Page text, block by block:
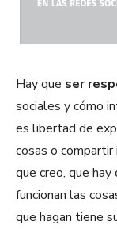
Hay que ser
sociales y cómo
es libertad de
cosas o compartir
que creo, que
funcionan las
que hagan tiene